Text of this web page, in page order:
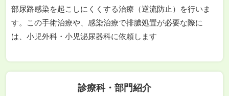
部尿路感染を起こしにくくする治療（逆流防止）を行いま
す。この手術治療や、感染治療で排膿処置が必要な際に
は、小児外科・小児泌尿器科に依頼します
診療科・部門紹介